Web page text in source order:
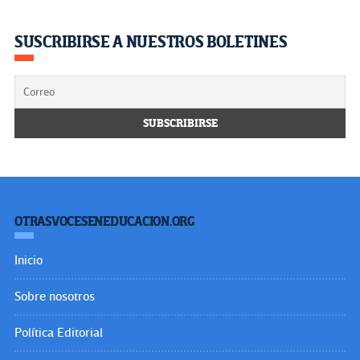
SUSCRIBIRSE A NUESTROS BOLETINES
OTRASVOCESENEDUCACION.ORG
Inicio
Sobre nosotros
Política Editorial